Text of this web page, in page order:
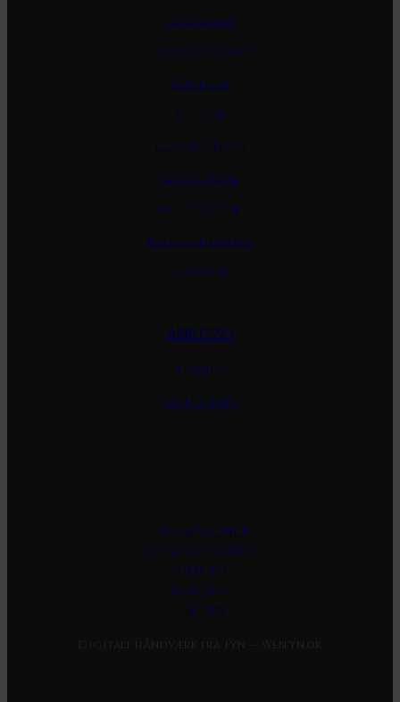
Cerbaiona
Conti Costanti
Fontodi
Fuligni
Il Marroneto
Il Poggione
Le Potazzine
Poggio di Sotto
Salvioni
ABRUZZO
Tiberio
Emidio Pepe
Champagner
Robert Parker
Vinous
Barolo
Om vin